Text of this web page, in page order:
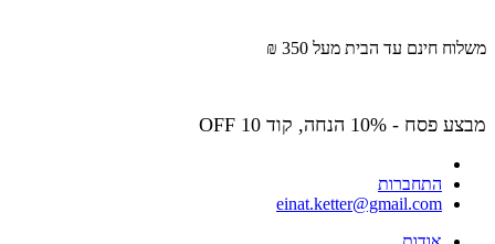
משלוח חינם עד הבית מעל 350 ₪
מבצע פסח - 10% הנחה, קוד OFF 10
התחברות
einat.ketter@gmail.com